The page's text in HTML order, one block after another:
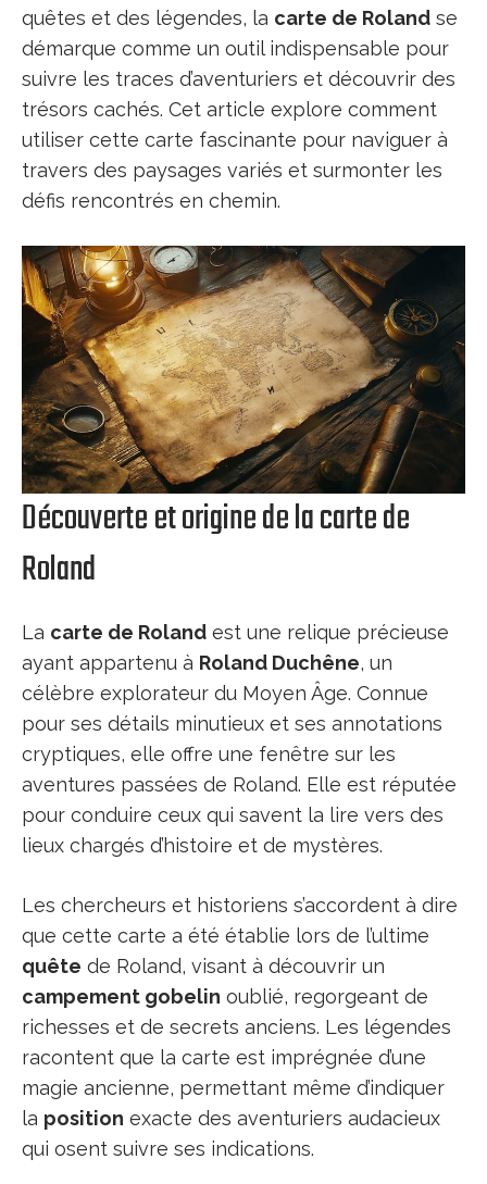
quêtes et des légendes, la carte de Roland se
démarque comme un outil indispensable pour
suivre les traces d’aventuriers et découvrir des
trésors cachés. Cet article explore comment
utiliser cette carte fascinante pour naviguer à
travers des paysages variés et surmonter les
défis rencontrés en chemin.
Découverte et origine de la carte de
Roland
La carte de Roland est une relique précieuse
ayant appartenu à Roland Duchêne, un
célèbre explorateur du Moyen Âge. Connue
pour ses détails minutieux et ses annotations
cryptiques, elle offre une fenêtre sur les
aventures passées de Roland. Elle est réputée
pour conduire ceux qui savent la lire vers des
lieux chargés d’histoire et de mystères.
Les chercheurs et historiens s’accordent à dire
que cette carte a été établie lors de l’ultime
quête de Roland, visant à découvrir un
campement gobelin oublié, regorgeant de
richesses et de secrets anciens. Les légendes
racontent que la carte est imprégnée d’une
magie ancienne, permettant même d’indiquer
la position exacte des aventuriers audacieux
qui osent suivre ses indications.